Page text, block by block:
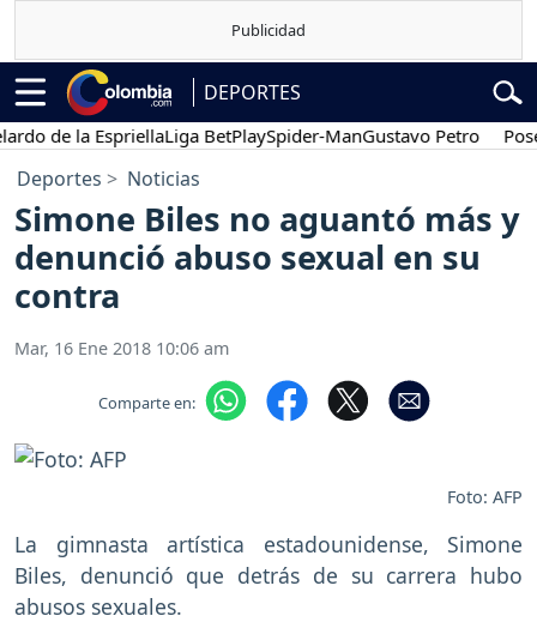
DEPORTES
de la EspriellaLiga BetPlaySpider-ManGustavo Petro
Deportes Noticias
Simone Biles no aguantó más y
denunció abuso sexual en su
contra
Mar, 16 Ene 2018 10:06 am
Comparte en:
Foto: AFP
La gimnasta artística estadounidense, Simone
Biles, denunció que detrás de su carrera hubo
abusos sexuales.